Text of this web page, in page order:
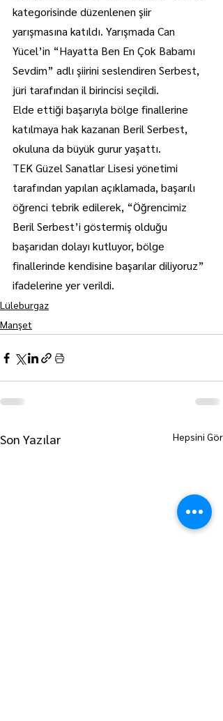
kategorisinde düzenlenen şiir
yarışmasına katıldı. Yarışmada Can
Yücel’in “Hayatta Ben En Çok Babamı
Sevdim” adlı şiirini seslendiren Serbest,
jüri tarafından il birincisi seçildi.
Elde ettiği başarıyla bölge finallerine
katılmaya hak kazanan Beril Serbest,
okuluna da büyük gurur yaşattı.
TEK Güzel Sanatlar Lisesi yönetimi
tarafından yapılan açıklamada, başarılı
öğrenci tebrik edilerek, “Öğrencimiz
Beril Serbest’i göstermiş olduğu
başarıdan dolayı kutluyor, bölge
finallerinde kendisine başarılar diliyoruz”
ifadelerine yer verildi.
Lüleburgaz
Manşet
Son Yazılar Hepsini Gör